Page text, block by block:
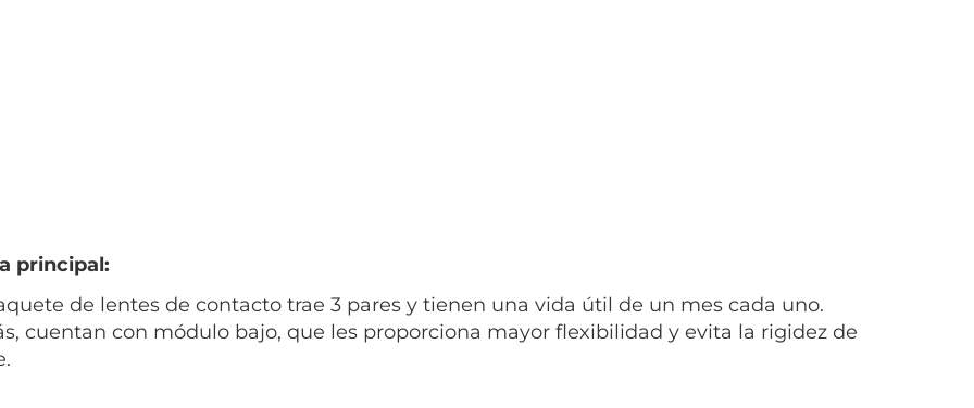
principal:
de lentes de contacto trae 3 pares y tienen una vida útil de un mes cada uno.
cuentan con módulo bajo, que les proporciona mayor flexibilidad y evita la rigidez de